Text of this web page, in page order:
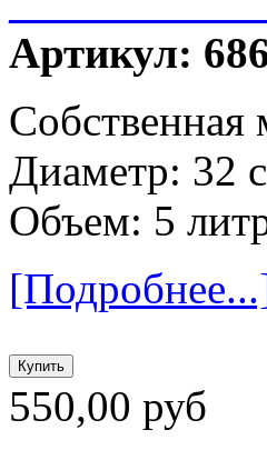
Артикул:
Собственная
Диаметр: 32
Объем: 5
550,00 руб